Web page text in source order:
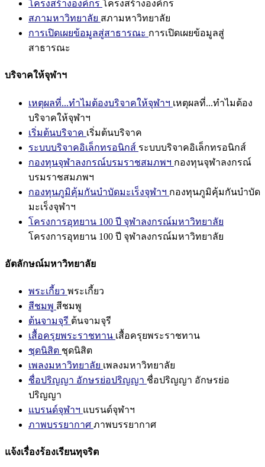
โครงสร้างองค์กร โครงสร้างองค์กร
สภามหาวิทยาลัย สภามหาวิทยาลัย
การเปิดเผยข้อมูลสู่สาธารณะ การเปิดเผยข้อมูลสู่
สาธารณะ
บริจาคให้จุฬาฯ
เหตุผลที่...ทำไมต้องบริจาคให้จุฬาฯ เหตุผลที่...ทำไมต้อง
บริจาคให้จุฬาฯ
เริ่มต้นบริจาค เริ่มต้นบริจาค
ระบบบริจาคอิเล็กทรอนิกส์ ระบบบริจาคอิเล็กทรอนิกส์
กองทุนจุฬาลงกรณ์บรมราชสมภพฯ กองทุนจุฬาลงกรณ์
บรมราชสมภพฯ
กองทุนภูมิคุ้มกันบำบัดมะเร็งจุฬาฯ กองทุนภูมิคุ้มกันบำบัด
มะเร็งจุฬาฯ
โครงการอุทยาน 100 ปี จุฬาลงกรณ์มหาวิทยาลัย
โครงการอุทยาน 100 ปี จุฬาลงกรณ์มหาวิทยาลัย
อัตลักษณ์มหาวิทยาลัย
พระเกี้ยว พระเกี้ยว
สีชมพู สีชมพู
ต้นจามจุรี ต้นจามจุรี
เสื้อครุยพระราชทาน เสื้อครุยพระราชทาน
ชุดนิสิต ชุดนิสิต
เพลงมหาวิทยาลัย เพลงมหาวิทยาลัย
ชื่อปริญญา อักษรย่อปริญญา ชื่อปริญญา อักษรย่อ
ปริญญา
แบรนด์จุฬาฯ แบรนด์จุฬาฯ
ภาพบรรยากาศ ภาพบรรยากาศ
แจ้งเรื่องร้องเรียนทุจริต